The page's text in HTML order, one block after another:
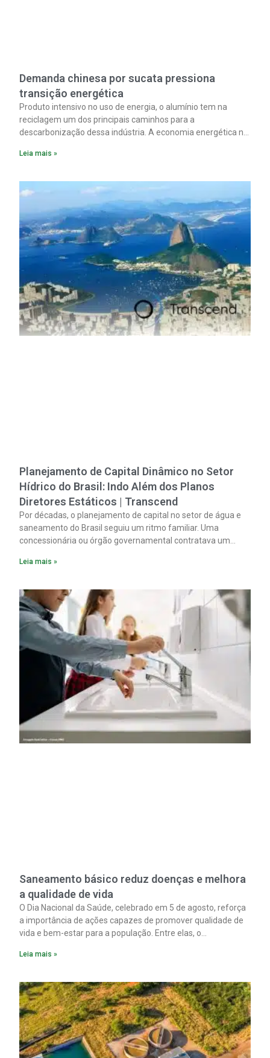
Demanda chinesa por sucata pressiona
transição energética
Produto intensivo no uso de energia, o alumínio tem na
reciclagem um dos principais caminhos para a
descarbonização dessa indústria. A economia energética na
material. A produção de um alumínio mais limpo, no entanto,
insumo, a sucata, devido, sobretudo, ao interesse chinês
pela matéria-prima.
Leia mais »
Planejamento de Capital Dinâmico no Setor
Hídrico do Brasil: Indo Além dos Planos
Diretores Estáticos | Transcend
Por décadas, o planejamento de capital no setor de água e
saneamento do Brasil seguiu um ritmo familiar. Uma
concessionária ou órgão governamental contratava um
Leia mais »
Saneamento básico reduz doenças e melhora
a qualidade de vida
O Dia Nacional da Saúde, celebrado em 5 de agosto, reforça
a importância de ações capazes de promover qualidade de
vida e bem-estar para a população. Entre elas, o
serviços de coleta e tratamento de esgoto contribui
melhora as condições de saúde pública.
Leia mais »